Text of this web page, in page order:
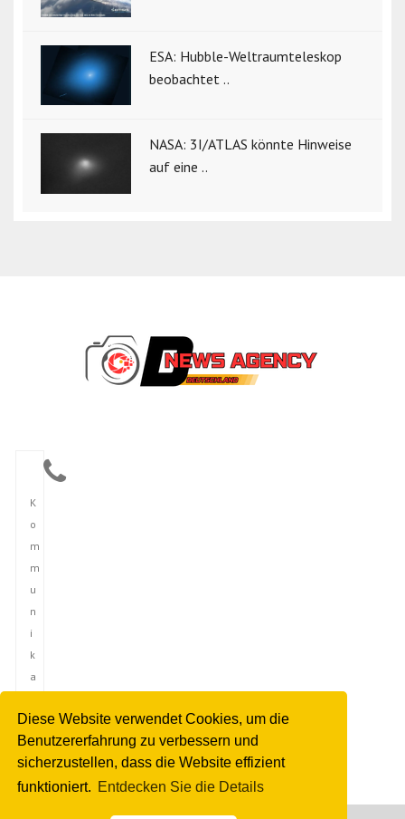
Diese Website verwendet Cookies, um die
Benutzererfahrung zu verbessern und
sicherzustellen, dass die Website effizient
funktioniert. Entdecken Sie die Details
ESA: Hubble-Weltraumteleskop
beobachtet ..
NASA: 3I/ATLAS könnte Hinweise
auf eine ..
K
o
m
m
u
n
i
k
a
i
o
n